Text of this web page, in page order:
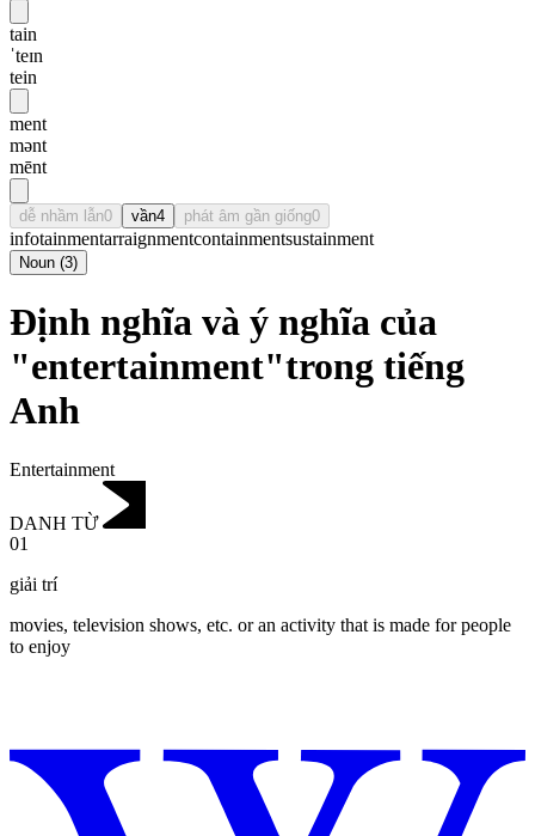
tain
ˈteɪn
tein
ment
mənt
mēnt
dễ nhầm lẫn0 vần4 phát âm gần giống0
infotainmentarraignmentcontainmentsustainment
Noun (3)
Định nghĩa và ý nghĩa của
"entertainment"trong tiếng
Anh
Entertainment
DANH TỪ
01
giải trí
movies, television shows, etc. or an activity that is made for people
to enjoy